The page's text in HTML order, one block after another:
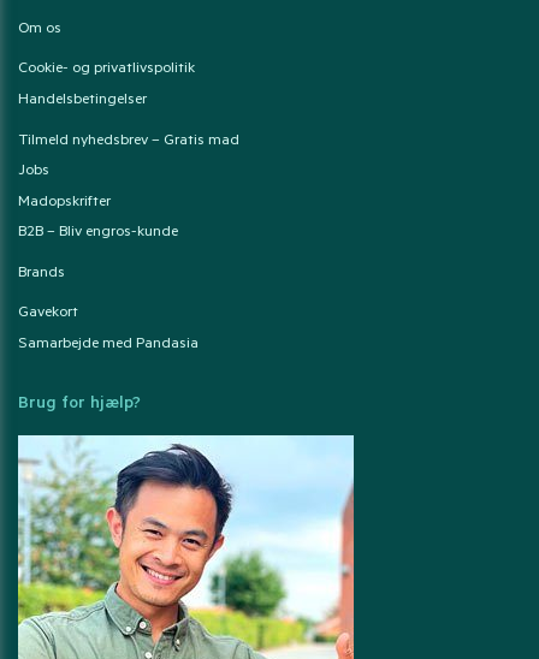
Om os
Cookie- og privatlivspolitik
Handelsbetingelser
Tilmeld nyhedsbrev – Gratis mad
Jobs
Madopskrifter
B2B – Bliv engros-kunde
Brands
Gavekort
Samarbejde med Pandasia
Brug for hjælp?